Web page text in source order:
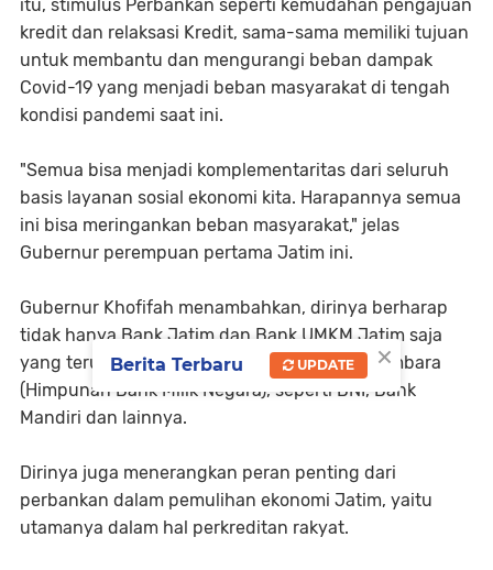
itu, stimulus Perbankan seperti kemudahan pengajuan
kredit dan relaksasi Kredit, sama-sama memiliki tujuan
untuk membantu dan mengurangi beban dampak
Covid-19 yang menjadi beban masyarakat di tengah
kondisi pandemi saat ini.
"Semua bisa menjadi komplementaritas dari seluruh
basis layanan sosial ekonomi kita. Harapannya semua
ini bisa meringankan beban masyarakat," jelas
Gubernur perempuan pertama Jatim ini.
Gubernur Khofifah menambahkan, dirinya berharap
tidak hanya Bank Jatim dan Bank UMKM Jatim saja
yang terus bersinergi, melainkan juga dari Himbara
(Himpunan Bank Milik Negara), seperti BNI, Bank
Mandiri dan lainnya.
Dirinya juga menerangkan peran penting dari
perbankan dalam pemulihan ekonomi Jatim, yaitu
utamanya dalam hal perkreditan rakyat.
×
Berita Terbaru UPDATE